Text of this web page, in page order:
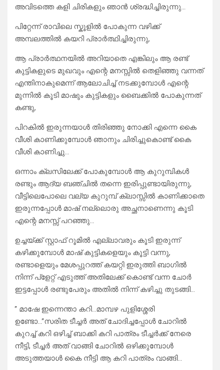
അവിടത്തെ കളി ചിരികളും ഞാൻ ശ്രദ്ധിച്ചിരുന്നു…
പിറ്റേന്ന് രാവിലെ സ്കൂളിൽ പോകുന്ന വഴിക്ക്
അമ്പലത്തിൽ കയറി പ്രാർത്ഥിച്ചിരുന്നു,
ആ പ്രാർത്ഥനയിൽ അറിയാതെ എങ്കിലും ആ രണ്ട്
കുട്ടികളുടെ മുഖവും എന്റെ മനസ്സിൽ തെളിഞ്ഞു വന്നത്
എന്തിനാകുമെന്ന് ആലോചിച്ച് നടക്കുമ്പോൾ എന്റെ
മുന്നിൽ കൂടി മാഷും കുട്ടികളും ബൈക്കിൽ പോകുന്നത്
കണ്ടു,
പിറകിൽ ഇരുന്നയാൾ തിരിഞ്ഞു നോക്കി എന്നെ കൈ
വീശി കാണിക്കുമ്പോൾ ഞാനും ചിരിച്ചുകൊണ്ട് കൈ
വീശി കാണിച്ചു…
ഒന്നാം ക്ലസിലേക്ക് പോകുമ്പോൾ ആ കുറുമ്പികൾ
രണ്ടും ആദ്യ ബഞ്ചിൽ തന്നെ ഇരിപ്പുണ്ടായിരുന്നു,
വീട്ടിലെപോലെ വല്യ കുറുമ്പ് ക്ലാസ്സിൽ കാണിക്കാതെ
ഇരുന്നപ്പോൾ മാഷ് നല്ലൊരു അച്ഛനാണെന്നു കൂടി
എന്റെ മനസ്സ്‌ പറഞ്ഞു…
ഉച്ചയ്ക്ക് സ്റ്റാഫ് റൂമിൽ എല്ലാവരും കൂടി ഇരുന്ന്
കഴിക്കുമ്പോൾ മാഷ് കുട്ടികളെയും കൂട്ടി വന്നു,
രണ്ടാളെയും മേശപ്പുറത്ത് കയറ്റി ഇരുത്തി ബാഗിൽ
നിന്ന് പ്ളേറ്റ് എടുത്ത് അതിലേക്ക് കൊണ്ട് വന്ന ചോർ
ഇട്ടപ്പോൾ രണ്ടുപേരും അതിൽ നിന്ന് കഴിച്ചു തുടങ്ങി…
” മാഷേ ഇന്നെന്താ കറി…മാമ്പഴ പുളിശ്ശേരി
ഉണ്ടോ…”സരിത ടീച്ചർ അത് ചോദിച്ചപ്പോൾ ചോറിൽ
കുറച്ച് കറി ഒഴിച്ച് ബാക്കി കറി പാത്രം ടീച്ചർക്ക് നേരെ
നീട്ടി, ടീച്ചർ അത് വാങ്ങി ചോറിൽ ഒഴിക്കുമ്പോൾ
അടുത്തയാൾ കൈ നീട്ടി ആ കറി പാത്രം വാങ്ങി…